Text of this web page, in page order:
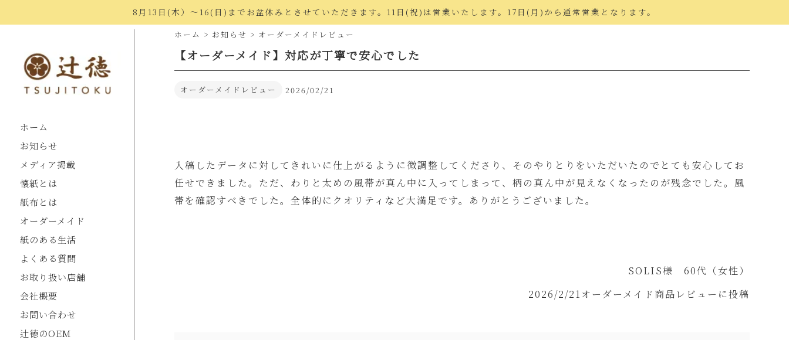
8月13日(木）〜16(日)までお盆休みとさせていただきます。11日(祝)は営業いたします。17日(月)から通常営業となります。
ホーム
お知らせ
メディア掲載
懐紙とは
紙布とは
オーダーメイド
紙のある生活
よくある質問
お取り扱い店舗
会社概要
お問い合わせ
辻徳のOEM
ホーム > お知らせ > オーダーメイドレビュー
【オーダーメイド】対応が丁寧で安心でした
オーダーメイドレビュー 2026/02/21
入稿したデータに対してきれいに仕上がるように微調整してくださり、そのやりとりをいただいたのでとても安心してお
任せできました。ただ、わりと太めの風帯が真ん中に入ってしまって、柄の真ん中が見えなくなったのが残念でした。風
帯を確認すべきでした。全体的にクオリティなど大満足です。ありがとうございました。
SOLIS様 60代（女性）
2026/2/21オーダーメイド商品レビューに投稿